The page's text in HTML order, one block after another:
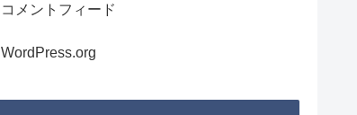
コメントフィード
WordPress.org